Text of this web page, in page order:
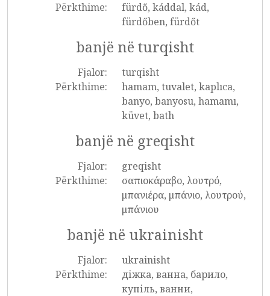
Përkthime:
fürdő, káddal, kád,
fürdőben, fürdőt
banjë në turqisht
Fjalor:
turqisht
Përkthime:
hamam, tuvalet, kaplıca,
banyo, banyosu, hamamı,
küvet, bath
banjë në greqisht
Fjalor:
greqisht
Përkthime:
σαπιοκάραβο, λουτρό,
μπανιέρα, μπάνιο, λουτρού,
μπάνιου
banjë në ukrainisht
Fjalor:
ukrainisht
Përkthime:
діжка, ванна, барило,
купіль, ванни,